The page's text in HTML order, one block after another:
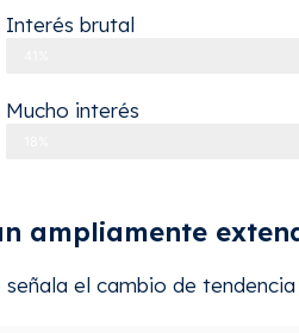
Interés brutal
Mucho interés
ampliamente
el cambio de